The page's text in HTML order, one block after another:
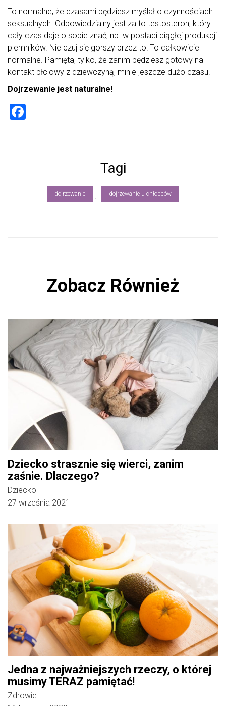
To normalne, że czasami będziesz myślał o czynnościach
seksualnych. Odpowiedzialny jest za to testosteron, który
cały czas daje o sobie znać, np. w postaci ciągłej produkcji
plemników. Nie czuj się gorszy przez to! To całkowicie
normalne. Pamiętaj tylko, że zanim będziesz gotowy na
kontakt płciowy z dziewczyną, minie jeszcze dużo czasu.
Dojrzewanie jest naturalne!
Tagi
dojrzewanie , dojrzewanie u chłopców
Zobacz Również
Dziecko strasznie się wierci, zanim
zaśnie. Dlaczego?
Dziecko
27 września 2021
Jedna z najważniejszych rzeczy, o której
musimy TERAZ pamiętać!
Zdrowie